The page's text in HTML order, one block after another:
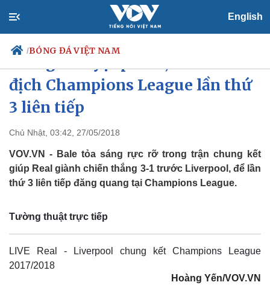
English
/BÓNG ĐÁ VIỆT NAM
Chính trị
Đảng
Quốc hội
Nhận diện sự thật
Giáo dục
Dấu ấn VOV
Việc làm
địch Champions League lần thứ
3 liên tiếp
Chủ Nhật, 03:42, 27/05/2018
VOV.VN - Bale tỏa sáng rực rỡ trong trận chung kết
giúp Real giành chiến thắng 3-1 trước Liverpool, để lần
thứ 3 liên tiếp đăng quang tại Champions League.
Tường thuật trực tiếp
LIVE Real - Liverpool chung kết Champions League
2017/2018
Hoàng Yến/VOV.VN